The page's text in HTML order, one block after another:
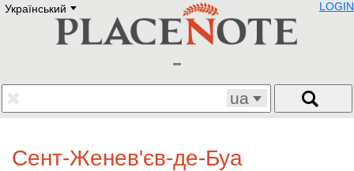
Український E
Deutsch
Francais
Polski
Eestikeelne
LOGIN
ua
Сент-Женев'єв-де-Буа